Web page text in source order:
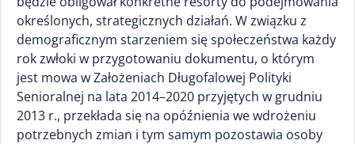
określonych, strategicznych działań. W związku z
demograficznym starzeniem się społeczeństwa każdy
rok zwłoki w przygotowaniu dokumentu, o którym
jest mowa w Założeniach Długofalowej Polityki
Senioralnej na lata 2014–2020 przyjętych w grudniu
2013 r., przekłada się na opóźnienia we wdrożeniu
potrzebnych zmian i tym samym pozostawia osoby